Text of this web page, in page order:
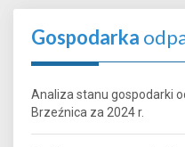
Gospodarka
Analiza stanu gospodarki
Brzeźnica za 2024 r.